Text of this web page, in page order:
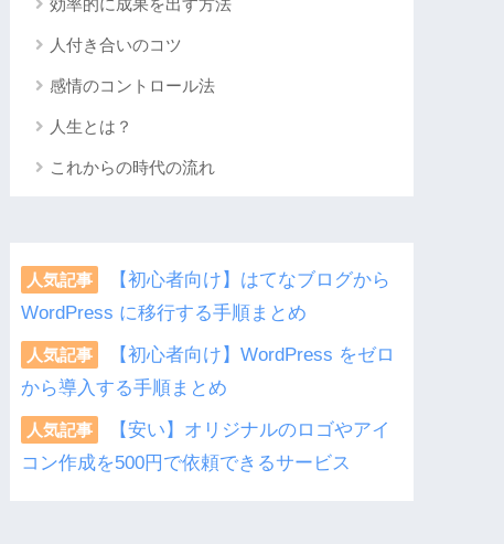
効率的に成果を出す方法
人付き合いのコツ
感情のコントロール法
人生とは？
これからの時代の流れ
人気記事
【初心者向け】はてなブログから
WordPress に移行する手順まとめ
人気記事
【初心者向け】WordPress をゼロ
から導入する手順まとめ
人気記事
【安い】オリジナルのロゴやアイ
コン作成を500円で依頼できるサービス